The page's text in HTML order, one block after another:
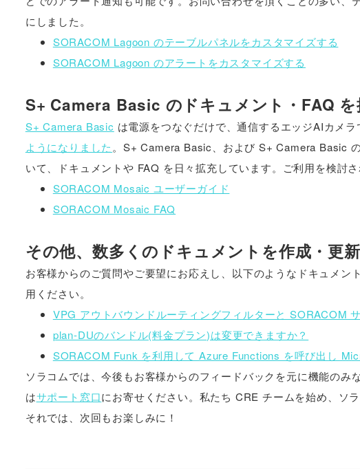
にしました。
SORACOM Lagoon のテーブルパネルをカスタマイズする
SORACOM Lagoon のアラートをカスタマイズする
S+ Camera Basic のドキュメント・FAQ
S+ Camera Basic は電源をつなぐだけで、通信するエッジAIカメ
ようになりました 。S+ Camera Basic、および S+ Camera Basic
いて、ドキュメントや FAQ を日々拡充しています。ご利用を検討
SORACOM Mosaic ユーザーガイド
SORACOM Mosaic FAQ
その他、数多くのドキュメントを作成・更
お客様からのご質問やご要望にお応えし、以下のようなドキュメ
用ください。
VPG アウトバウンドルーティングフィルターと SORACOM
plan-DUのバンドル(料金プラン)は変更できますか？
SORACOM Funk を利用して Azure Functions を呼び出し
ソラコムでは、今後もお客様からのフィードバックを元に機能の
はサポート窓口にお寄せください。私たち CRE チームを始め、ソ
それでは、次回もお楽しみに！